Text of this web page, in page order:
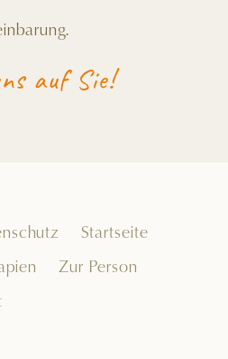
auf Sie!
Startseite
Zur Person